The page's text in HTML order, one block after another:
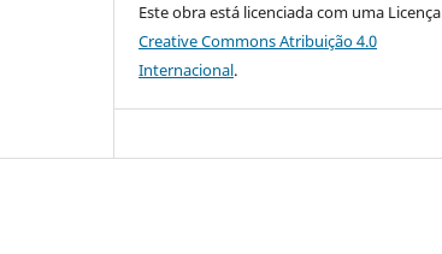
Este obra está licenciada com uma Licença
Creative Commons Atribuição 4.0
Internacional.